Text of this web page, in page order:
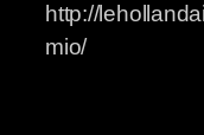
http://
mio/